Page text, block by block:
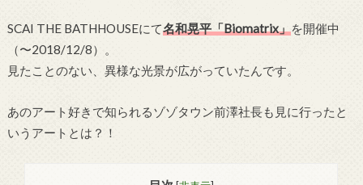
SCAI THE BATHHOUSEにて名和晃平「Biomatrix」を開催中
（〜2018/12/8）。
見たことのない、異様な光景が広がっていたんです。
あのアート好きで知られるゾゾタウン前澤社長も見に行ったと
いうアートとは？！